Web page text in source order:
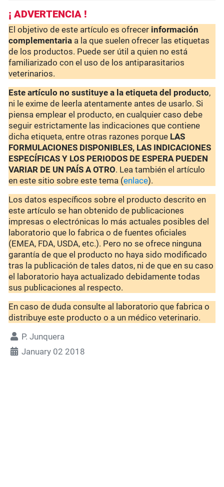
¡ ADVERTENCIA !
El objetivo de este artículo es ofrecer información
complementaria a la que suelen ofrecer las etiquetas
de los productos. Puede ser útil a quien no está
familiarizado con el uso de los antiparasitarios
veterinarios.
Este artículo no sustituye a la etiqueta del producto,
ni le exime de leerla atentamente antes de usarlo. Si
piensa emplear el producto, en cualquier caso debe
seguir estrictamente las indicaciones que contiene
dicha etiqueta, entre otras razones porque LAS
FORMULACIONES DISPONIBLES, LAS INDICACIONES
ESPECÍFICAS Y LOS PERIODOS DE ESPERA PUEDEN
VARIAR DE UN PAÍS A OTRO. Lea también el artículo
en este sitio sobre este tema (enlace).
Los datos específicos sobre el producto descrito en
este artículo se han obtenido de publicaciones
impresas o electrónicas lo más actuales posibles del
laboratorio que lo fabrica o de fuentes oficiales
(EMEA, FDA, USDA, etc.). Pero no se ofrece ninguna
garantía de que el producto no haya sido modificado
tras la publicación de tales datos, ni de que en su caso
el laboratorio haya actualizado debidamente todas
sus publicaciones al respecto.
En caso de duda consulte al laboratorio que fabrica o
distribuye este producto o a un médico veterinario.
P. Junquera
January 02 2018